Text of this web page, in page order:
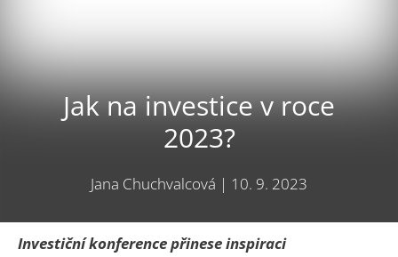
Jak na investice v roce
2023?
Jana Chuchvalcová | 10. 9. 2023
Investiční konference přinese inspiraci